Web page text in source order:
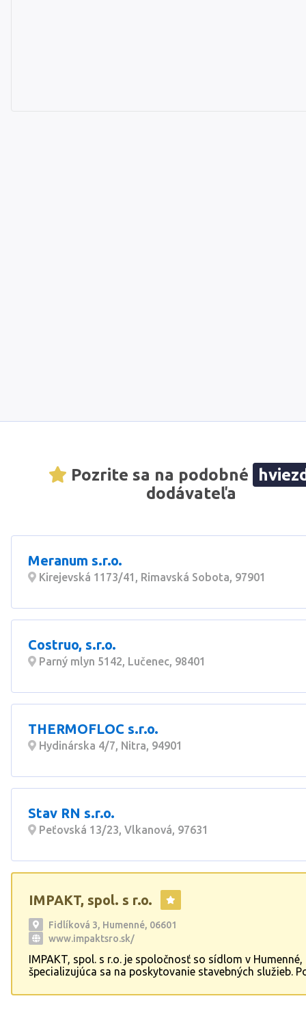
Pozrite sa na podobné
dodávateľa
Meranum s.r.o.
Kirejevská 1173/41, Rimavská Sobota, 97901
Costruo, s.r.o.
Parný mlyn 5142, Lučenec, 98401
THERMOFLOC s.r.o.
Hydinárska 4/7, Nitra, 94901
Stav RN s.r.o.
Peťovská 13/23, Vlkanová, 97631
IMPAKT, spol. s r.o.
Fidlíková 3, Humenné, 06601
www.impaktsro.sk/
IMPAKT, spol. s r.o. je spoločnosť so sídlom v Humenné,
špecializujúca sa na poskytovanie stavebných služieb.
rekonštrukcie, obklady a dlažby. Taktiež realizujeme